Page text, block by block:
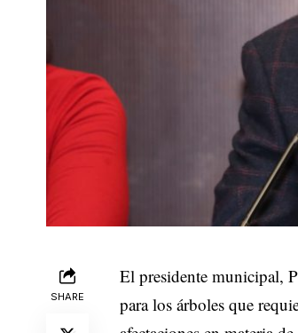
SHARE
El presidente municipal,
para los árboles que